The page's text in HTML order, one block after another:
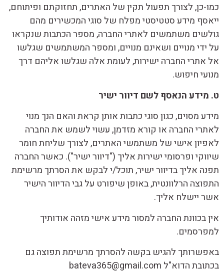
כמו-כן, לצורך תפעול תקין של האתרים, תחזוקתם ופיתוחם,
ייאסף מידע סטטיסטי מפלח של סוגי המכשירים מהם
גולשים משתמשים לאתרי החברה, מספר הכתבות שנקראו
על ידי מנויים ושאינם מנויים, ומספר המשתמשים שגלשו
אל אתרי החברה ישירות, לעומת אלה שגלשו אליהם דרך
מנועי חיפוש.
ט. מידע הנאסף לשם דיוור ישיר
מידע מסוים, כגון סוגי כתבות אותן קראת והאם הנך מנוי
לאתרי החברה או קורא מזדמן, עשוי לשמש את החברה
לאפיון אישי של משתמשי האתרים, לצורך שליחת חומר
שיווקי ופרסומי ישירות אליך ("דיוור ישיר"). כאשר החברה
תפנה אליך בדיוור ישיר, תוכל/י לבקש את הסרתך מרשימת
התפוצה הרלוונטית, באופן שיפורט על גבי הדיוור הישיר
אשר יישלח אליך.
אין בכוונת החברה למסור מידע אישי מזהה אודותיך
למפרסמים.
באפשרותך להגיש בקשה להסרתך מרשימת תפוצה גם
בכתובת הדוא"ל bateva365@gmail.com